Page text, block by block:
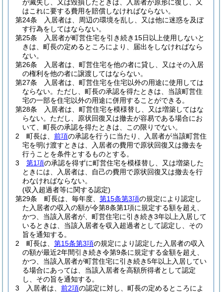
が滅失し、又は毀損したときは、入居者が原形に復し、又
はこれに要する費用を賠償しなければならない。
第24条
入居者は、周辺の環境を乱し、又は他に迷惑を及ぼ
す行為をしてはならない。
第25条
入居者が町営住宅を引き続き15日以上使用しないと
きは、町長の定めるところにより、届出をしなければなら
ない。
第26条
入居者は、町営住宅を他の者に貸し、又はその入居
の権利を他の者に譲渡してはならない。
第27条
入居者は、町営住宅を住宅以外の用途に使用しては
ならない。 ただし、町長の承認を得たときは、当該町営住
宅の一部を住宅以外の用途に併用することができる。
第28条
入居者は、町営住宅を模様替し、又は増築してはな
らない。 ただし、原状回復又は撤去が容易である場合にお
いて、町長の承認を得たときは、この限りでない。
2
町長は、 前項の承認を行うに当たり、入居者が当該町営住
宅を明け渡すときは、入居者の費用で原状回復又は撤去を
行うことを条件とするものとする。
3
第1項の承認を得ずに町営住宅を模様替し、又は増築した
ときには、入居者は、自己の費用で原状回復又は撤去を行
わなければならない。
(収入超過者等に関する認定)
第29条
町長は、毎年度、 第15条第3項の規定により認定し
た入居者の収入の額が令第8条第1項に規定する額を超え、
かつ、当該入居者が、町営住宅に引き続き3年以上入居して
いるときは、当該入居者を収入超過者として認定し、その
旨を通知する。
2
町長は、 第15条第3項の規定により認定した入居者の収入
の額が最近2年間引き続き令第9条に規定する金額を超え、
かつ、当該入居者が町営住宅に引き続き5年以上入居してい
る場合にあっては、当該入居者を高額所得者として認定
し、その旨を通知する。
3
入居者は、 前2項の認定に対し、町長の定めるところによ